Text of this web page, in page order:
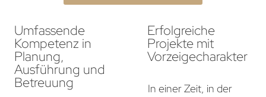
Umfassende
Kompetenz in
Planung,
Ausführung und
Betreuung
Erfolgreiche
Projekte mit
Vorzeigecharakter
In einer Zeit, in der